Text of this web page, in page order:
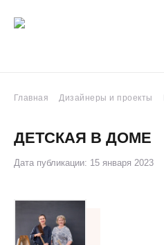
Главная Дизайнеры и проекты
ДЕТСКАЯ В ДОМЕ
Дата публикации: 15 января 2023